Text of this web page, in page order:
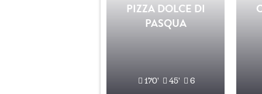
PIZZA DOLCE DI
PASQUA
170' 45' 6